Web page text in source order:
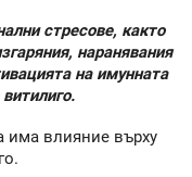
стресове, както
наранявания
на имунната
влияние върху